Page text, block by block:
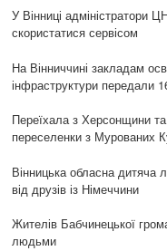
У Вінниці
скористатися сервісом
На Вінниччині закладам
інфраструктури передали
Переїхала з Херсонщини та
переселенки з Мурованих
Вінницька обласна дитяча
від друзів із Німеччини
Жителів Бабчинецької
людьми